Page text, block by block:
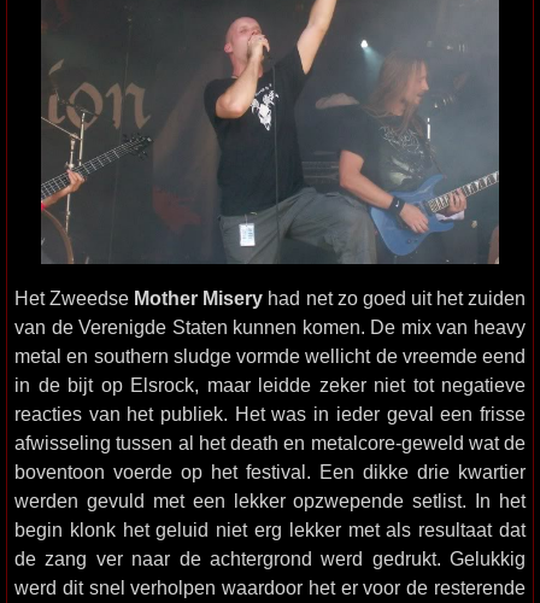
Het Zweedse Mother Misery had net zo goed uit het zuiden
van de Verenigde Staten kunnen komen. De mix van heavy
metal en southern sludge vormde wellicht de vreemde eend
in de bijt op Elsrock, maar leidde zeker niet tot negatieve
reacties van het publiek. Het was in ieder geval een frisse
afwisseling tussen al het death en metalcore-geweld wat de
boventoon voerde op het festival. Een dikke drie kwartier
werden gevuld met een lekker opzwepende setlist. In het
begin klonk het geluid niet erg lekker met als resultaat dat
de zang ver naar de achtergrond werd gedrukt. Gelukkig
werd dit snel verholpen waardoor het er voor de resterende